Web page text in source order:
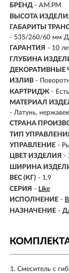
БРЕНД - AM.PM
ВЫСОТА
ГАБАРИТЫ
- 535/260/60 мм
ГАРАНТИЯ - 10
ГЛУБИНА
ДЕКОРАТИВНЫЕ
ИЗЛИВ -
КАРТРИДЖ - Есть
МАТЕРИАЛ
- Латунь,
СТРАНА
ТИП
УПРАВЛЕНИЕ -
ЦВЕТ ИЗДЕЛИЯ -
ШИРИНА
ВЕС (КГ) - 1,9
СЕРИЯ - Like
ИСПОЛНЕНИЕ -
НАЗНАЧЕНИЕ -
Смеситель с